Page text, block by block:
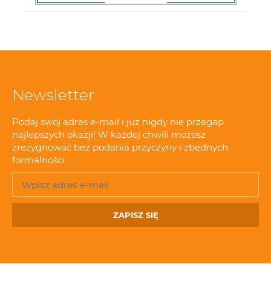
Newsletter
Podaj swój adres e-mail i już nigdy nie przegap
najlepszych okazji! W każdej chwili możesz
zrezygnować bez podania przyczyny i zbędnych
formalności.
ZAPISZ SIĘ